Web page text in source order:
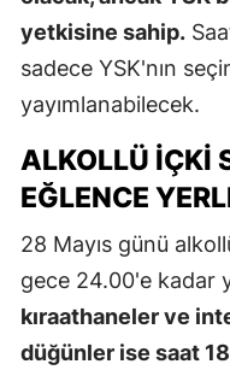
yetkisine sahip.
sadece YSK'nın
yayımlanabilecek.
ALKOLLÜ İÇKI
EĞLENCE
28 Mayıs günü
gece 24.00'e kadar
kıraathaneler ve
düğünler ise saat